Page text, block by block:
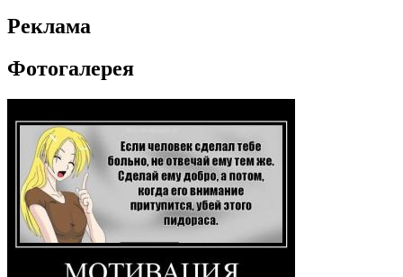
Реклама
Фотогалерея